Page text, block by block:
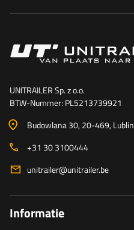
UNITRAILER Sp. z o.o.
BTW-Nummer: PL5213739921
Budowlana 30, 20-469, Lublin
+31 30 3100444
unitrailer@unitrailer.be
Informatie